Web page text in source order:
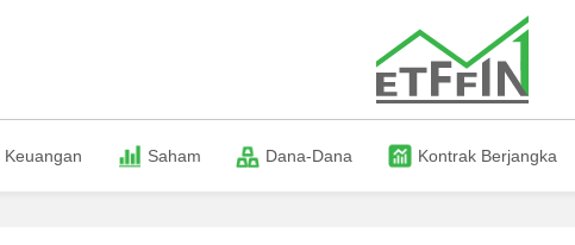
Saham Dana-Dana Kontrak Berjangka